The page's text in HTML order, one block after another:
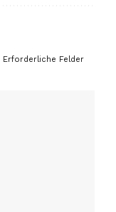
Erforderliche Felder